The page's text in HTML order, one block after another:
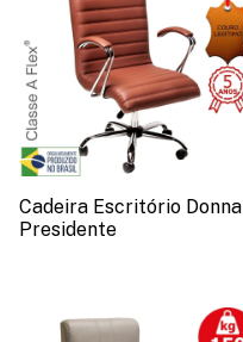
Cadeira Escritório Donna
Presidente